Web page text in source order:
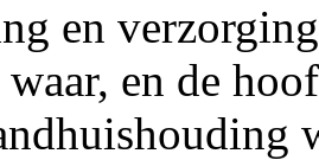
en
waar, en de